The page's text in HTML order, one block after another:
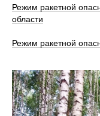
Режим ракетной
области
Режим ракетной